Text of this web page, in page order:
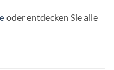
oder entdecken Sie alle